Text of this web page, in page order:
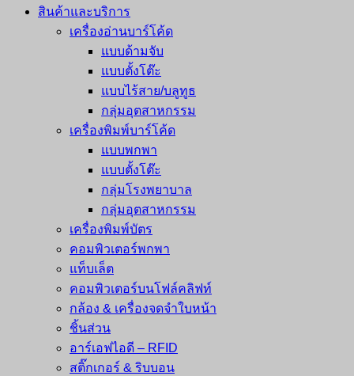
สินค้าและบริการ
เครื่องอ่านบาร์โค้ด
แบบด้ามจับ
แบบตั้งโต๊ะ
แบบไร้สาย/บลูทูธ
กลุ่มอุตสาหกรรม
เครื่องพิมพ์บาร์โค้ด
แบบพกพา
แบบตั้งโต๊ะ
กลุ่มโรงพยาบาล
กลุ่มอุตสาหกรรม
เครื่องพิมพ์บัตร
คอมพิวเตอร์พกพา
แท็บเล็ต
คอมพิวเตอร์บนโฟล์คลิฟท์
กล้อง & เครื่องจดจำใบหน้า
ชิ้นส่วน
อาร์เอฟไอดี – RFID
สติ๊กเกอร์ & ริบบอน